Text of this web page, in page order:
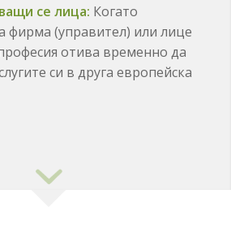
се лица: Когато
фирма (управител) или лице
отива временно да
си в друга европейска